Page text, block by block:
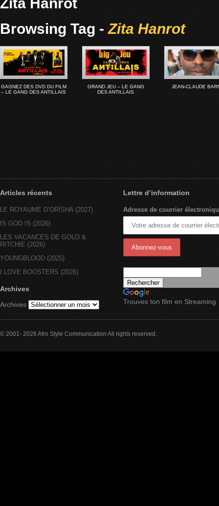
Browsing Tag -Zita Hanrot
GAGNEZ DES DVD DU FILM
– LE GANG DES ANTILLAIS
GRAND JEU – LE GANG
DES ANTILLAIS
JEAN-CLAUDE
Articles récents
LE ROYAUME D’ORÏSHA (2027)
IS GOD IS (2026)
LES VACANCES DE GOLO &
RITCHIE (2026)
YOUNGBLOOD (2025)
I LOVE BOOSTERS (2026)
Archives
Archives
Lettre d’information
Adresse de courrier
Trouves ton film en Streaming
© 2001- 2026 Afro Style Communication All rights reserved.